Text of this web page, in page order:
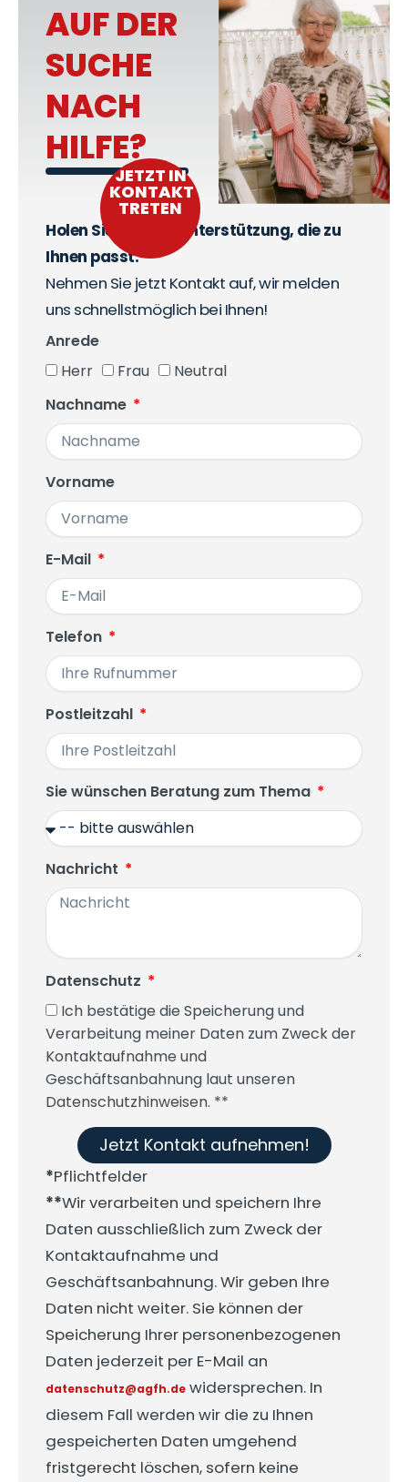
AUF DER
SUCHE
NACH
HILFE?
JETZT IN
KONTAKT
TRETEN
Holen Sie sich die Unterstützung, die zu
Ihnen passt.
Nehmen Sie jetzt Kontakt auf, wir melden
uns schnellstmöglich bei Ihnen!
Anrede
Herr
Frau
Neutral
Nachname
Vorname
E-Mail
Telefon
Postleitzahl
Sie wünschen Beratung zum Thema
Nachricht
Datenschutz
Ich bestätige die Speicherung und
Verarbeitung meiner Daten zum Zweck der
Kontaktaufnahme und
Geschäftsanbahnung laut unseren
Datenschutzhinweisen. **
Jetzt Kontakt aufnehmen!
*Pflichtfelder
**Wir verarbeiten und speichern Ihre
Daten ausschließlich zum Zweck der
Kontaktaufnahme und
Geschäftsanbahnung. Wir geben Ihre
Daten nicht weiter. Sie können der
Speicherung Ihrer personenbezogenen
Daten jederzeit per E-Mail an
datenschutz@agfh.de widersprechen. In
diesem Fall werden wir die zu Ihnen
gespeicherten Daten umgehend
fristgerecht löschen, sofern keine